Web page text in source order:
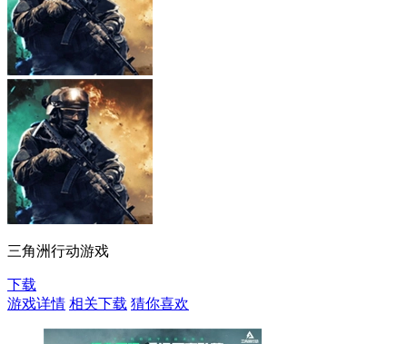
三角洲行动游戏
下载
游戏详情 相关下载 猜你喜欢